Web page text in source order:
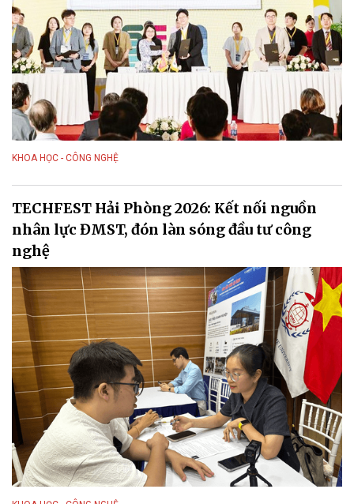
KHOA HỌC - CÔNG NGHỆ
TECHFEST Hải Phòng 2026: Kết nối nguồn
nhân lực ĐMST, đón làn sóng đầu tư công
nghệ